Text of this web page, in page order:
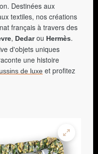
Destinées aux
textiles, nos créations
français à travers des
, Dedarou Hermès.
d'objets uniques
une histoire
de luxe et profitez